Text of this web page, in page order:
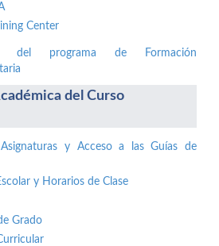
Center
del programa de Formación
del Curso
y Acceso a las Guías de
y Horarios de Clase
Grado